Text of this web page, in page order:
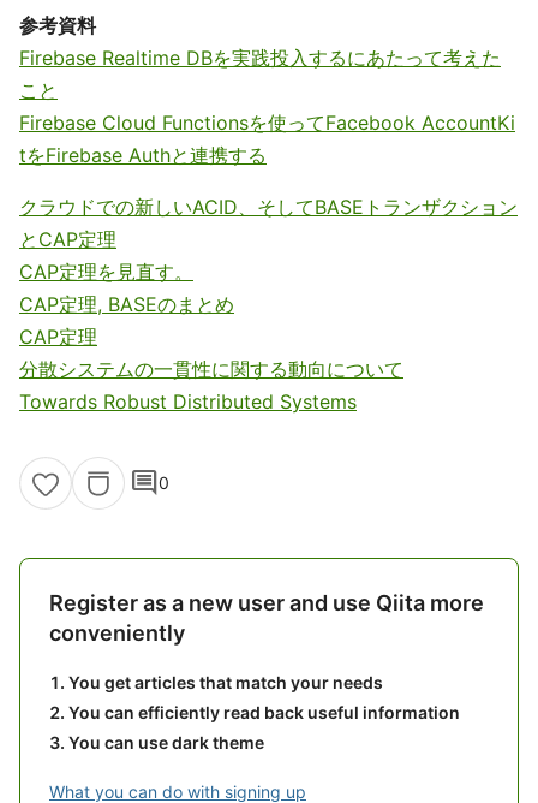
参考資料
Firebase Realtime DBを実践投入するにあたって考えた
こと
Firebase Cloud Functionsを使ってFacebook AccountKi
tをFirebase Authと連携する
クラウドでの新しいACID、そしてBASEトランザクション
とCAP定理
CAP定理を見直す。
CAP定理, BASEのまとめ
CAP定理
分散システムの一貫性に関する動向について
Towards Robust Distributed Systems
comment0
Register as a new user and use Qiita more
conveniently
You get articles that match your needs
You can efficiently read back useful information
You can use dark theme
What you can do with signing up